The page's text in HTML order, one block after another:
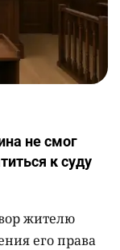
не смог
к суду
жителю
его права